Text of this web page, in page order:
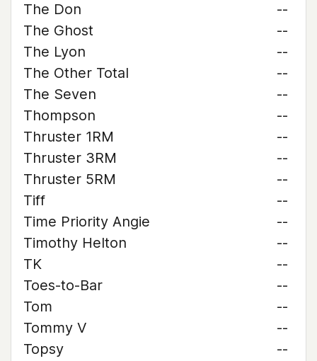
The Don
--
The Ghost
--
The Lyon
--
The Other Total
--
The Seven
--
Thompson
--
Thruster 1RM
--
Thruster 3RM
--
Thruster 5RM
--
Tiff
--
Time Priority Angie
--
Timothy Helton
--
TK
--
Toes-to-Bar
--
Tom
--
Tommy V
--
Topsy
--